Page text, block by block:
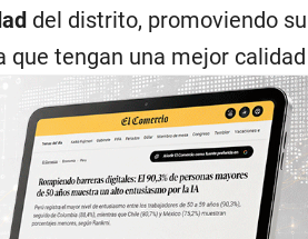
del distrito, promoviendo su
tengan una mejor